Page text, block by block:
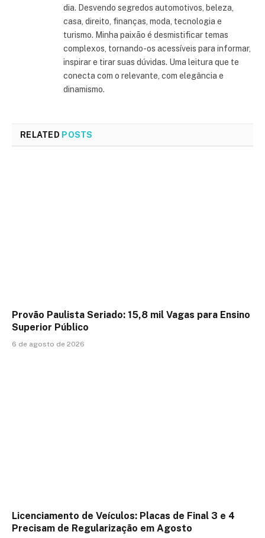
dia. Desvendo segredos automotivos, beleza,
casa, direito, finanças, moda, tecnologia e
turismo. Minha paixão é desmistificar temas
complexos, tornando-os acessíveis para informar,
inspirar e tirar suas dúvidas. Uma leitura que te
conecta com o relevante, com elegância e
dinamismo.
RELATED POSTS
Provão Paulista Seriado: 15,8 mil Vagas para Ensino
Superior Público
6 de agosto de 2026
Licenciamento de Veículos: Placas de Final 3 e 4
Precisam de Regularização em Agosto